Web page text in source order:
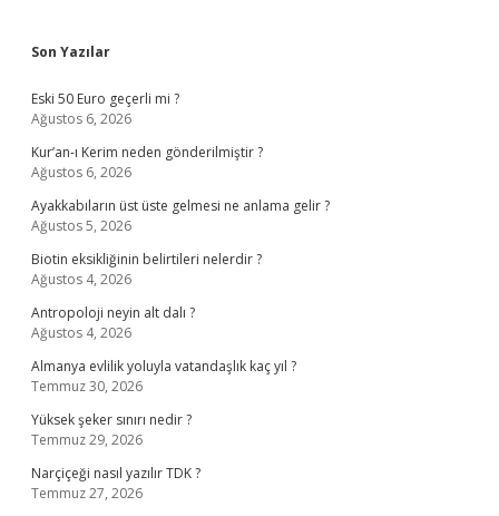
Sidebar
Son Yazılar
Eski 50 Euro geçerli mi ?
Ağustos 6, 2026
Kur’an-ı Kerim neden gönderilmiştir ?
Ağustos 6, 2026
Ayakkabıların üst üste gelmesi ne anlama gelir ?
Ağustos 5, 2026
Biotin eksikliğinin belirtileri nelerdir ?
Ağustos 4, 2026
Antropoloji neyin alt dalı ?
Ağustos 4, 2026
Almanya evlilik yoluyla vatandaşlık kaç yıl ?
Temmuz 30, 2026
Yüksek şeker sınırı nedir ?
Temmuz 29, 2026
Narçiçeği nasıl yazılır TDK ?
Temmuz 27, 2026